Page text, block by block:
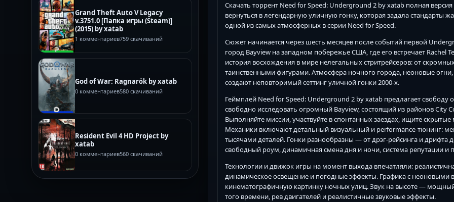
Grand Theft Auto V Legacy
v.3751.0 [Папка игры (Steam)]
(2015) by xatab
1 комментариев759 скачиваний
God of War: Ragnarök by xatab
0 комментариев580 скачиваний
Resident Evil 4 HD Project by
xatab
0 комментариев560 скачиваний
Скачать торрент Need for Speed: Underground 2 by xatab полная
вернуться в легендарную уличную гонку, которая задала стандарты
одной из самых атмосферных в серии Need for Speed.
Сюжет начинается через шесть месяцев после событий первой
город Bayview на западном побережье США, где его встречает Rachel
история восхождения в мире нелегальных стритрейсеров: от
таинственными фигурами. Атмосфера ночного города, неоновые
создают неповторимый сеттинг уличной гонки 2000-х.
Геймплей Need for Speed: Underground 2 by xatab предлагает
свободно исследовать огромный Bayview, состоящий из районов City
Выполняйте миссии, участвуйте в спонтанных заездах, ищите
Механики включают детальный визуальный и performance-тюнинг:
тысячами деталей. Гонки разнообразны — от дрэг-рейсинга и
свободный роум, динамичная смена дня и ночи, система репутации и
Технологии и движок игры на момент выхода впечатляли:
динамическое освещение и погодные эффекты. Графика с неоновыми
кинематографичную картинку ночных улиц. Звук на высоте —
того времени, рев двигателей и реалистичные звуковые эффекты.